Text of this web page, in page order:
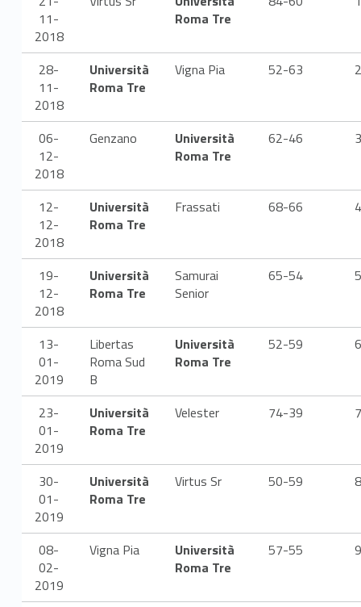
h
i
e
2
0
8
1
11-
2018
Roma Tre
28-
11-
2018
Università
Roma Tre
Vigna Pia 52-63
06-
12-
2018
Genzano
Università
Roma Tre
62-46
12-
12-
2018
Università
Roma Tre
Frassati 68-66
19-
12-
2018
Università
Roma Tre
Samurai
Senior
65-54
13-
01-
2019
Libertas
Roma Sud
B
Università
Roma Tre
52-59
23-
01-
2019
Università
Roma Tre
Velester 74-39
30-
01-
2019
Università
Roma Tre
Virtus Sr 50-59
08-
02-
2019
Vigna Pia
Università
Roma Tre
57-55